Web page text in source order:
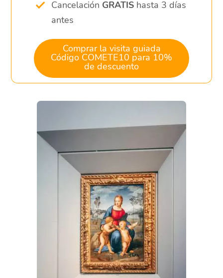
Cancelación GRATIShasta 3 días
antes
Comprar la visita guiada
Código COMETE10 para 10%
de descuento